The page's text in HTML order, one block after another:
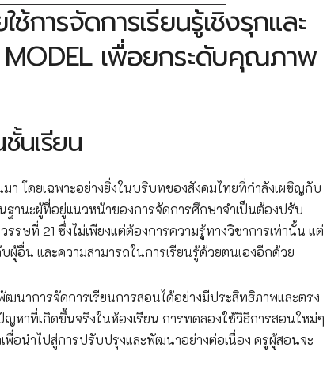
การจัดการเรียนรู้เชิงรุกและ
เพื่อยกระดับคุณภาพ
นเรียน
โดยเฉพาะอย่างยิ่งในบริบทของสังคมไทยที่กำลังเผชิญกับ
ฐานะผู้ที่อยู่แนวหน้าของการจัดการศึกษาจำเป็นต้องปรับ
ษที่ 21 ซึ่งไม่เพียงแต่ต้องการความรู้ทางวิชาการเท่านั้น แต่
อื่น และความสามารถในการเรียนรู้ด้วยตนเองอีกด้วย
นาการจัดการเรียนการสอนได้อย่างมีประสิทธิภาพและตรง
หาที่เกิดขึ้นจริงในห้องเรียน การทดลองใช้วิธีการสอนใหม่ๆ
พื่อนำไปสู่การปรับปรุงและพัฒนาอย่างต่อเนื่อง ครูผู้สอนจะ